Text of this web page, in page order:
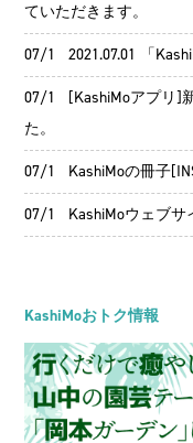
ていただきます。
07/1 2021.07.01 「
07/1
[KashiMoアプリ]
た。
07/1 KashiMoの冊子
07/1 KashiMoウェブサ
KashiMoおトク情報